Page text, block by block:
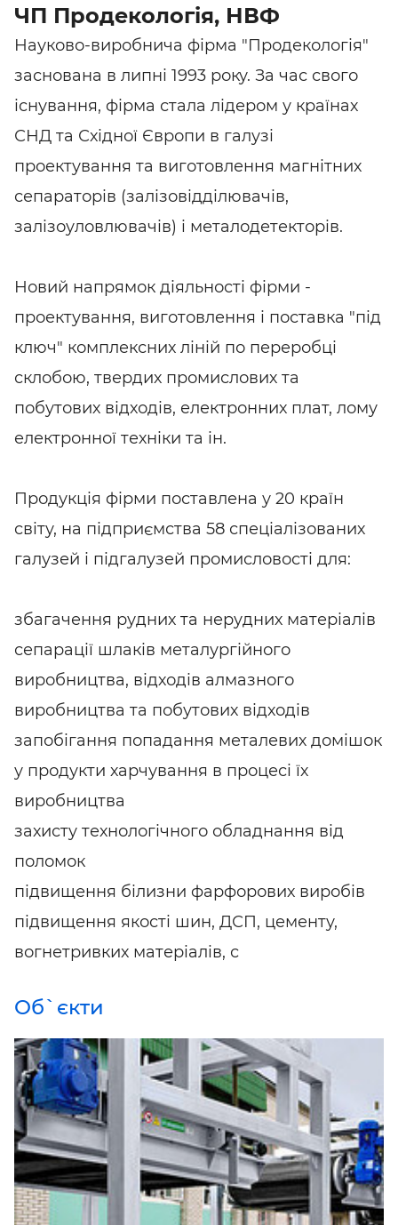
ЧП Продекологія, НВФ
Науково-виробнича фірма "Продекологія"
заснована в липні 1993 року. За час свого
існування, фірма стала лідером у країнах
СНД та Східної Європи в галузі
проектування та виготовлення магнітних
сепараторів (залізовідділювачів,
залізоуловлювачів) і металодетекторів.
Новий напрямок діяльності фірми -
проектування, виготовлення і поставка "під
ключ" комплексних ліній по переробці
склобою, твердих промислових та
побутових відходів, електронних плат, лому
електронної техніки та ін.
Продукція фірми поставлена у 20 країн
світу, на підприємства 58 спеціалізованих
галузей і підгалузей промисловості для:
збагачення рудних та нерудних матеріалів
сепарації шлаків металургійного
виробництва, відходів алмазного
виробництва та побутових відходів
запобігання попадання металевих домішок
у продукти харчування в процесі їх
виробництва
захисту технологічного обладнання від
поломок
підвищення білизни фарфорових виробів
підвищення якості шин, ДСП, цементу,
вогнетривких матеріалів, с
Об`єкти